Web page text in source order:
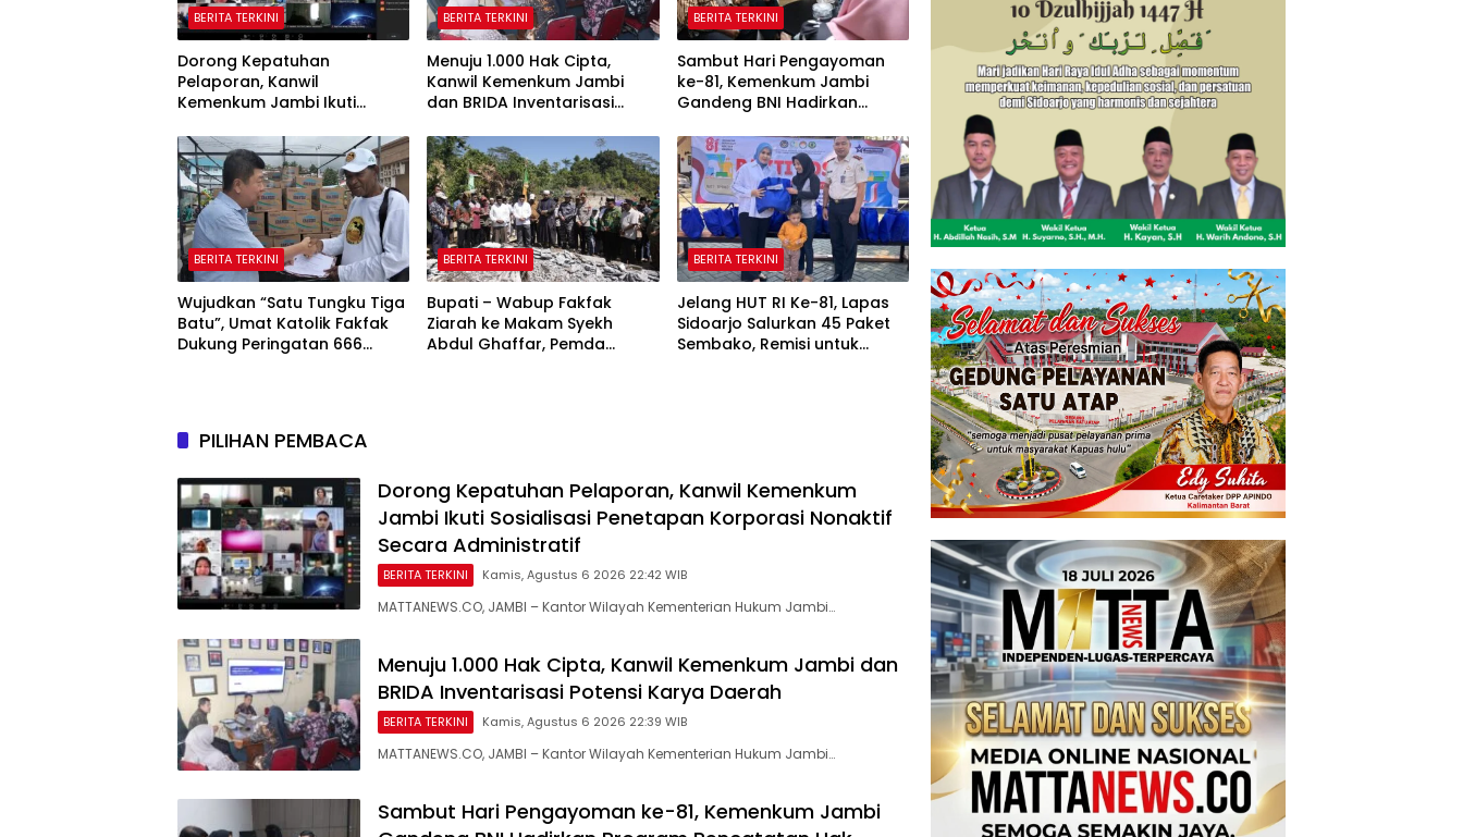
BERITA TERKINI
Dorong Kepatuhan
Pelaporan, Kanwil
Kemenkum Jambi Ikuti
Korporasi Nonaktif Secara
Administratif
BERITA TERKINI
Menuju 1.000 Hak Cipta,
Kanwil Kemenkum Jambi
dan BRIDA Inventarisasi
BERITA TERKINI
Sambut Hari Pengayoman
ke-81, Kemenkum Jambi
Gandeng BNI Hadirkan
Cipta Gratis
BERITA TERKINI
Wujudkan “Satu Tungku Tiga
Batu”, Umat Katolik Fakfak
Dukung Peringatan 666
BERITA TERKINI
Bupati – Wabup Fakfak
Ziarah ke Makam Syekh
Abdul Ghaffar, Pemda
BERITA TERKINI
Jelang HUT RI Ke-81, Lapas
Sidoarjo Salurkan 45 Paket
Sembako, Remisi untuk
PILIHAN PEMBACA
Dorong Kepatuhan Pelaporan, Kanwil Kemenkum
Jambi Ikuti Sosialisasi Penetapan Korporasi Nonaktif
Secara Administratif
BERITA TERKINI Kamis, Agustus 6 2026 22:42 WIB
MATTANEWS.CO, JAMBI – Kantor Wilayah Kementerian Hukum Jambi…
Menuju 1.000 Hak Cipta, Kanwil Kemenkum Jambi dan
BRIDA Inventarisasi Potensi Karya Daerah
BERITA TERKINI Kamis, Agustus 6 2026 22:39 WIB
MATTANEWS.CO, JAMBI – Kantor Wilayah Kementerian Hukum Jambi…
Sambut Hari Pengayoman ke-81, Kemenkum Jambi